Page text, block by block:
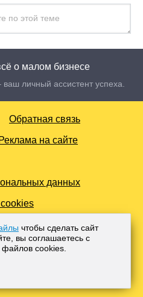
о малом бизнесе
личный ассистент успеха.
Обратная связь
Реклама на сайте
данных
Для лиц старше 18 лет.
и тиражирование в сети
без согласования с
законом.
чтобы сделать сайт
вы соглашаетесь с
cооkies.